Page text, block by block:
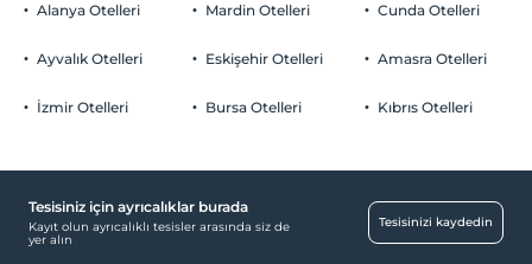
Alanya Otelleri
Ayvalık Otelleri
İzmir Otelleri
Mardin Otelleri
Eskişehir Otelleri
Bursa Otelleri
Cunda Otelleri
Amasra Otelleri
Kıbrıs Otelleri
Tesisiniz için ayrıcalıklar burada
Kayıt olun ayrıcalıklı tesisler arasında siz de
yer alın
Tesisinizi kaydedin